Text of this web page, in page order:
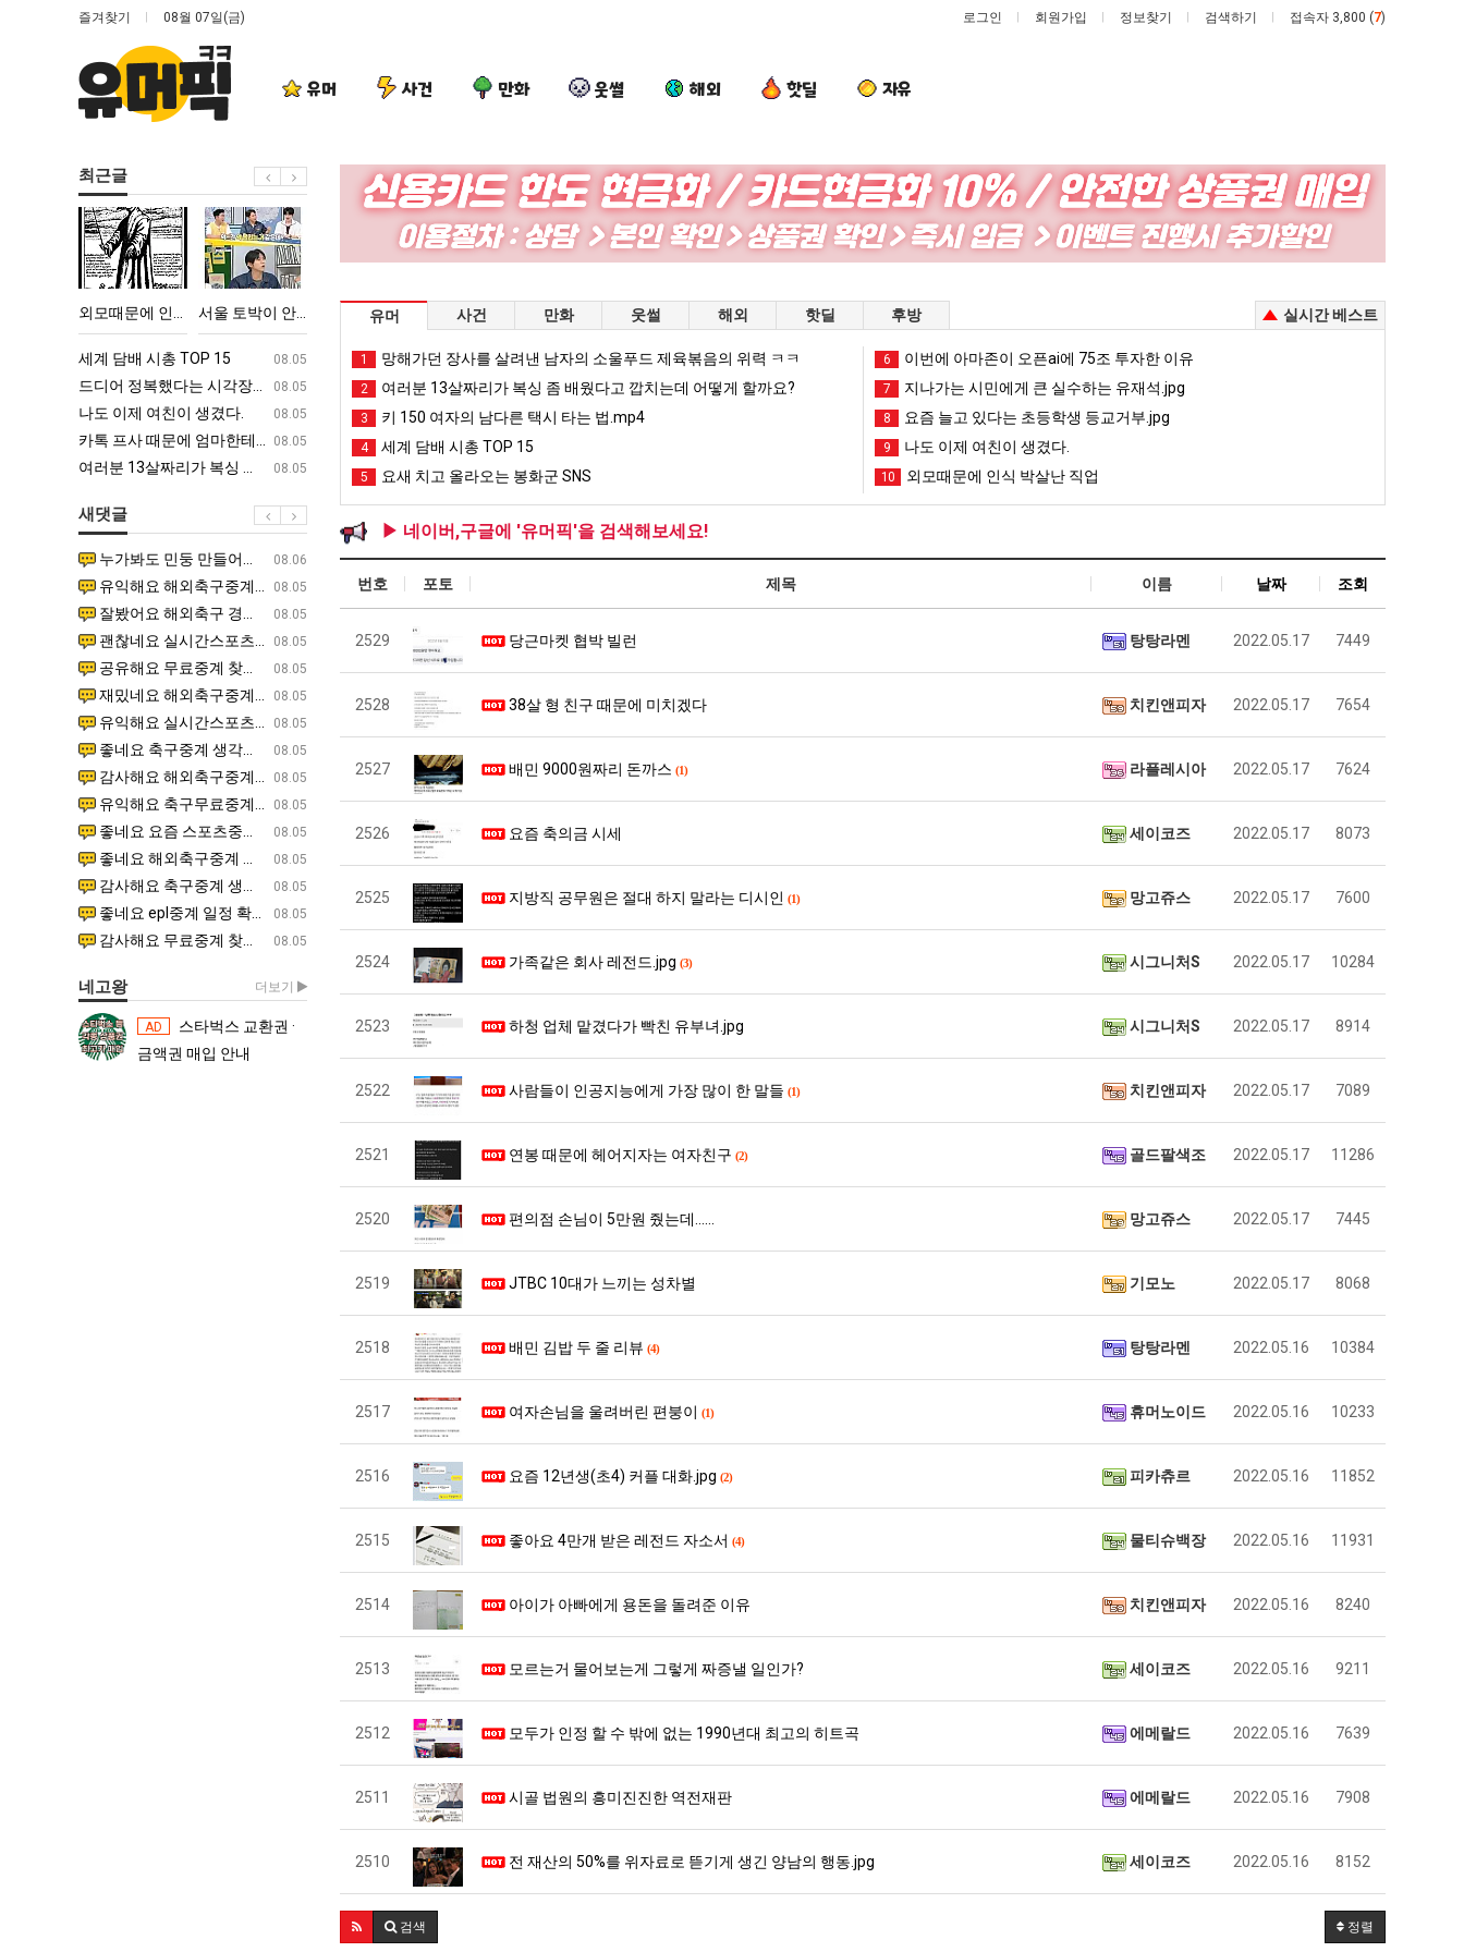
즐겨찾기 08월 07일(금) 로그인 회원가입 정보찾기 검색하기 접속자 3,800 (7)
유머 사건 만화 웃썰 해외 핫딜 자유
최근글
외
모
때
인
식
박
살
난
업
외모때문에 인식 박살난 직업
서
울
토
안
재
현
"왜
서
서울 토박이 안재현 "왜 서울로 독립해?"
08.05
세계 담배 시총 TOP 15
08.05
드디어 정복했다는 시각장애 근황
08.05
나도 이제 여친이 생겼다.
08.05
카톡 프사 때문에 엄마한테 혼남;;
08.05
여러분 13살짜리가 복싱 좀 배웠다고 깝치는데 어떻게 할까요?
다!!!!
퇴사했다!!!!
카
톡
사
때
문
에
엄
마
남;;
카톡 프사 때문에 엄마한테 혼남;;
08.05
퇴사했다!!!!
08.05
서울 토박이 안재현 "왜 서울로 독립해?"
08.05
양산 기온 닷새째 40도 넘겨…‘최고기온 42도 가능성도’
08.05
이번에 아마존이 오픈ai에 75조 투자한 이유
08.05
백종원이 알려주는 가장 최악의 창업과정 .JPG
즘
고
있
다
는
초
요즘 늘고 있다는 초등학생 등교거부.jpg
세
계
배
시
총
TOP
세계 담배 시총 TOP 15
08.05
망해가던 장사를 살려낸 남자의 소울푸드 제육볶음의 위력 ㅋㅋ
08.05
외모때문에 인식 박살난 직업
요즘 늘고 있다는 초등학생 등교거부.jpg
요새 치고 올라오는 봉화군 SNS
외
모
문
에
외모때문에 인식 박살난 직업
울
박
이
안
재
현
"왜
08.05
세계 담배 시총 TOP 15
08.05
드디어 정복했다는 시각장애 근황
08.05
나도 이제 여친이 생겼다.
08.05
카톡 프사 때문에 엄마한테 혼남;;
08.05
여러분 13살짜리가 복싱 좀 배웠다고 깝치는데 어떻게 할까요?
사
톡
때
카톡 프사 때문에 엄마한테 혼남;;
퇴사했다!!!!
서울 토박이 안재현 "왜 서울로 독립해?"
양산 기온 닷새째 40도 넘겨…‘최고기온 42도 가능성도’
백종원이 알려주는 가장 최악의 창업과정 .JPG
새댓글
08.06
누가봐도 민둥 만들어서 탈북하는것들이나 뭔가 쳐들어오는 낌새를 미리 알아차리기 위함이지 저걸 전쟁준비라고 하…
08.05
유익해요 해외축구중계 링크 찾기 쉬워서 자주 와요. 참고로 무료스포츠중계 정보 확인할 때 출처 꼭 체크해요.…
08.05
잘봤어요 해외축구 경기 일정 한눈에 보기 좋아요. 덕분에 epl중계 볼 때 공식 중계 채널 먼저 찾아봐요. …
08.05
괜찮네요 실시간스포츠 정보 확인하기 좋아요. 그래도 epl중계 볼 때 공식 중계 채널 먼저 찾아봐요. 북마크…
08.05
공유해요 무료중계 찾을 때 여기가 제일 편해요. 그리고 무료스포츠중계 정보 확인할 때 출처 꼭 체크해요. 앞…
08.05
재밌네요 해외축구중계 링크 찾기 쉬워서 자주 와요. 그래서 해외축구중계도 정식 서비스로 봐야 안전해요. 다음…
08.05
유익해요 실시간스포츠 정보 확인하기 좋아요. 덕분에 스포츠중계는 합법적인 경로로만 시청하려 해요. 좋은 정보…
08.05
좋네요 축구중계 생각할 때 도움 되는 팁이 많네요. 그런데 해외축구중계도 정식 서비스로 봐야 안전해요. 다음…
08.05
감사해요 해외축구중계 링크 찾기 쉬워서 자주 와요. 어쨌든 축구무료중계도 합법적인 곳에서 봐야 마음 편해요.…
08.05
유익해요 축구무료중계 사이트 중에 여기가 최고예요. 참고로 축구무료중계도 합법적인 곳에서 봐야 마음 편해요.…
08.05
좋네요 요즘 스포츠중계 볼 때마다 이 사이트 먼저 들어와요. 그나저나 epl중계 볼 때 공식 중계 채널 먼저…
08.05
좋네요 해외축구중계 링크 찾기 쉬워서 자주 와요. 참고로 무료중계라도 저작권 지켜야죠. 계속 업데이트 부탁드…
08.05
감사해요 축구중계 생각할 때 도움 되는 팁이 많네요. 참고로 해외축구중계도 정식 서비스로 봐야 안전해요. 주…
08.05
좋네요 epl중계 일정 확인할 때 유용해요. 아무튼 축구중계 보면서 불법 사이트는 피해요. 다음 경기 때도 …
08.05
감사해요 무료중계 찾을 때 여기가 제일 편해요. 그래도 무료스포츠중계 정보 확인할 때 출처 꼭 체크해요. 주…
08.05
좋네요 해외축구중계 링크 찾기 쉬워서 자주 와요. 그런데 epl중계 볼 때 공식 중계 채널 먼저 찾아봐요. …
재밌네요 스포츠무료중계 정보 정리가 깔끔해요. 그리고 축구중계 보면서 불법 사이트는 피해요. 다음에도 여기 …
좋네요 무료스포츠중계 찾는데 시간 절약돼요. 아무튼 epl중계 볼 때 공식 중계 채널 먼저 찾아봐요. 앞으로…
08.05
공유해요 해외축구중계 링크 찾기 쉬워서 자주 와요. 아무튼 해외축구중계도 정식 서비스로 봐야 안전해요. 주변…
08.05
재밌네요 해외축구중계 링크 찾기 쉬워서 자주 와요. 아무튼 해외축구중계도 정식 서비스로 봐야 안전해요. 주변…
08.05
잘봤어요 epl중계 일정 확인할 때 유용해요. 그리고 스포츠무료중계 찾을 때 신뢰할 수 있는 곳만 이용해요.…
좋네요 해외축구중계 링크 찾기 쉬워서 자주 와요. 그나저나 실시간스포츠 볼 때 공식 채널 우선 확인해요. 다…
08.04
괜찮네요 실시간스포츠 정보 확인하기 좋아요. 덕분에 스포츠무료중계 찾을 때 신뢰할 수 있는 곳만 이용해요. …
08.04
괜찮네요 무료중계 찾을 때 여기가 제일 편해요. 그런데 해외축구 경기 볼 때 정식 스트리밍 서비스 이용해요.…
08.04
잘봤어요 해외축구 경기 일정 한눈에 보기 좋아요. 그런데 무료중계라도 저작권 지켜야죠. 앞으로도 자주 들를게…
공유해요 해외축구중계 링크 찾기 쉬워서 자주 와요. 아무튼 해외축구 경기 볼 때 정식 스트리밍 서비스 이용해…
좋네요 무료스포츠중계 찾는데 시간 절약돼요. 그래도 해외축구중계도 정식 서비스로 봐야 안전해요. 주변에도 추…
좋네요 요즘 스포츠중계 볼 때마다 이 사이트 먼저 들어와요. 참고로 해외축구중계도 정식 서비스로 봐야 안전해…
08.04
재밌네요 축구중계 생각할 때 도움 되는 팁이 많네요. 그리고 해외축구 경기 볼 때 정식 스트리밍 서비스 이용…
08.04
재밌네요 요즘 스포츠중계 볼 때마다 이 사이트 먼저 들어와요. 그래도 축구무료중계도 합법적인 곳에서 봐야 마…
좋네요 epl중계 일정 확인할 때 유용해요. 그런데 무료스포츠중계 정보 확인할 때 출처 꼭 체크해요. 계속 …
08.04
공유해요 무료중계 찾을 때 여기가 제일 편해요. 참고로 무료스포츠중계 정보 확인할 때 출처 꼭 체크해요. 북…
잘봤어요 epl중계 일정 확인할 때 유용해요. 그래서 해외축구중계도 정식 서비스로 봐야 안전해요. 북마크 해…
08.04
재밌네요 해외축구 경기 일정 한눈에 보기 좋아요. 그나저나 스포츠무료중계 찾을 때 신뢰할 수 있는 곳만 이용…
도움돼요 실시간스포츠 정보 확인하기 좋아요. 그래서 스포츠중계는 합법적인 경로로만 시청하려 해요. 앞으로도 …
07.17
너무 슬프당...
존온나 비호감 퉤
08.06
누가봐도 민둥 만들어서 탈북하는것들이나 뭔가 쳐들어오는 낌새를 미리 알아차리기 위함이지 저걸 전쟁준비라고 하…
08.05
유익해요 해외축구중계 링크 찾기 쉬워서 자주 와요. 참고로 무료스포츠중계 정보 확인할 때 출처 꼭 체크해요.…
잘봤어요 해외축구 경기 일정 한눈에 보기 좋아요. 덕분에 epl중계 볼 때 공식 중계 채널 먼저 찾아봐요. …
08.05
괜찮네요 실시간스포츠 정보 확인하기 좋아요. 그래도 epl중계 볼 때 공식 중계 채널 먼저 찾아봐요. 북마크…
08.05
08.05
재밌네요 해외축구중계 링크 찾기 쉬워서 자주 와요. 그래서 해외축구중계도 정식 서비스로 봐야 안전해요. 다음…
08.05
감사해요 해외축구중계 링크 찾기 쉬워서 자주 와요. 어쨌든 축구무료중계도 합법적인 곳에서 봐야 마음 편해요.…
08.05
유익해요 축구무료중계 사이트 중에 여기가 최고예요. 참고로 축구무료중계도 합법적인 곳에서 봐야 마음 편해요.…
08.05
좋네요 요즘 스포츠중계 볼 때마다 이 사이트 먼저 들어와요. 그나저나 epl중계 볼 때 공식 중계 채널 먼저…
좋네요 epl중계 일정 확인할 때 유용해요. 아무튼 축구중계 보면서 불법 사이트는 피해요. 다음 경기 때도 …
좋네요 해외축구중계 링크 찾기 쉬워서 자주 와요. 그런데 epl중계 볼 때 공식 중
재밌네요 스포츠무료중계 정보 정리가 깔끔해요. 그리고 축구중계 보면서 불법
좋네요 무료스포츠중계 찾는데 시간 절약돼요. 아무튼 epl중계 볼 때 공식
공유해요 해외축구중계 링크 찾기 쉬워서 자주 와요. 아무튼 해외축구중계도 정
잘봤어요 epl중계 일정 확인할 때 유용해요. 그리고 스포츠무료중계 찾을 때
괜찮네요 실시간스포츠 정보 확인하기 좋아요. 덕분에 스포츠무료중계 찾을
괜찮네요 무료중계 찾을 때 여기가 제일 편해요. 그런데 해외축구 경기 볼 때 정식
잘봤어요 해외축구 경기 일정 한눈에 보기 좋아요. 그런데 무료중계라도 저작권 지켜
네고왕 더보기
AD
금액권 매입 안내
스타벅스 교환권 ·
AD
스타벅스 교환권 ·
유머 사건 만화 웃썰 해외 핫딜 후방 실시간 베스트
1 망해가던 장사를 살려낸 남자의 소울푸드 제육볶음의 위력 ㅋㅋ
2 여러분 13살짜리가 복싱 좀 배웠다고 깝치는데 어떻게 할까요?
3 키 150 여자의 남다른 택시 타는 법.mp4
4 세계 담배 시총 TOP 15
5 요새 치고 올라오는 봉화군 SNS
6 이번에 아마존이 오픈ai에 75조 투자한 이유
7 지나가는 시민에게 큰 실수하는 유재석.jpg
8 요즘 늘고 있다는 초등학생 등교거부.jpg
9 나도 이제 여친이 생겼다.
10 외모때문에 인식 박살난 직업
▶ 네이버,구글에 '유머픽'을 검색해보세요!
번호 포토 제목 이름 날짜 조회
2529 당근마켓 협박 빌런 탕탕라멘 2022.05.17 7449
2528 38살 형 친구 때문에 미치겠다 치킨앤피자 2022.05.17 7654
2527 배민 9000원짜리 돈까스 (1) 라플레시아 2022.05.17 7624
2526 요즘 축의금 시세 세이코즈 2022.05.17 8073
2525 지방직 공무원은 절대 하지 말라는 디시인 (1) 망고쥬스 2022.05.17 7600
2524 가족같은 회사 레전드.jpg (3) 시그니처S 2022.05.17 10284
2523 하청 업체 맡겼다가 빡친 유부녀.jpg 시그니처S 2022.05.17 8914
2522 사람들이 인공지능에게 가장 많이 한 말들 (1) 치킨앤피자 2022.05.17 7089
2521 연봉 때문에 헤어지자는 여자친구 (2) 골드팔색조 2022.05.17 11286
2520 편의점 손님이 5만원 줬는데...... 망고쥬스 2022.05.17 7445
2519 JTBC 10대가 느끼는 성차별 기모노 2022.05.17 8068
2518 배민 김밥 두 줄 리뷰 (4) 탕탕라멘 2022.05.16 10384
2517 여자손님을 울려버린 편붕이 (1) 휴머노이드 2022.05.16 10233
2516 요즘 12년생(초4) 커플 대화.jpg (2) 피카츄르 2022.05.16 11852
2515 좋아요 4만개 받은 레전드 자소서 (4) 물티슈백장 2022.05.16 11931
2514 아이가 아빠에게 용돈을 돌려준 이유 치킨앤피자 2022.05.16 8240
2513 모르는거 물어보는게 그렇게 짜증낼 일인가? 세이코즈 2022.05.16 9211
2512 모두가 인정 할 수 밖에 없는 1990년대 최고의 히트곡 에메랄드 2022.05.16 7639
2511 시골 법원의 흥미진진한 역전재판 에메랄드 2022.05.16 7908
2510 전 재산의 50%를 위자료로 뜯기게 생긴 양남의 행동.jpg 세이코즈 2022.05.16 8152
정렬
검색